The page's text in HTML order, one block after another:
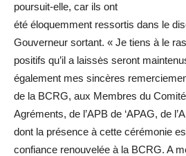
poursuit-elle, car ils ont
été éloquemment ressortis dans le
Gouverneur sortant. « Je tiens à le
positifs qu’il a laissės seront
également mes sincères
de la BCRG, aux Membres du
Agréments, de l’APB de ‘APAG, de
dont la présence à cette cérémonie
confiance renouvelée à la BCRG. A